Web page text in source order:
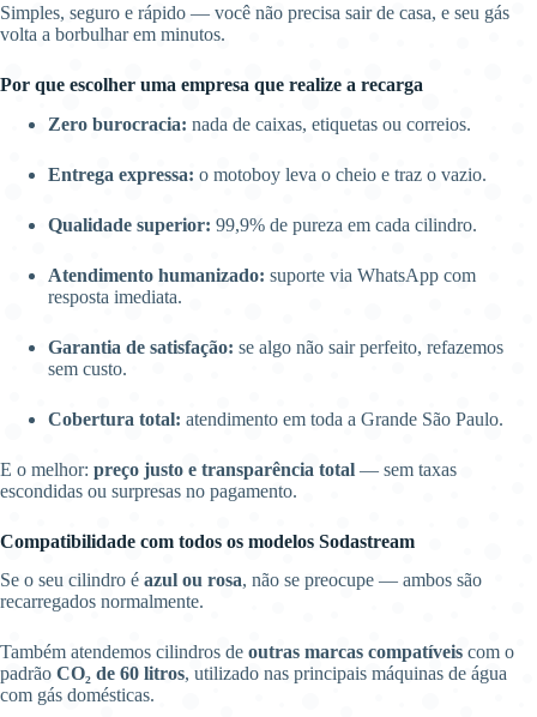
Simples, seguro e rápido — você não precisa sair de casa, e seu gás
volta a borbulhar em minutos.
Por que escolher uma empresa que realize a recarga
Zero burocracia: nada de caixas, etiquetas ou correios.
Entrega expressa: o motoboy leva o cheio e traz o vazio.
Qualidade superior: 99,9% de pureza em cada cilindro.
Atendimento humanizado: suporte via WhatsApp com
resposta imediata.
Garantia de satisfação: se algo não sair perfeito, refazemos
sem custo.
Cobertura total: atendimento em toda a Grande São Paulo.
E o melhor: preço justo e transparência total — sem taxas
escondidas ou surpresas no pagamento.
Compatibilidade com todos os modelos Sodastream
Se o seu cilindro é azul ou rosa, não se preocupe — ambos são
recarregados normalmente.
Também atendemos cilindros de outras marcas compatíveis com o
padrão CO₂ de 60 litros, utilizado nas principais máquinas de água
com gás domésticas.